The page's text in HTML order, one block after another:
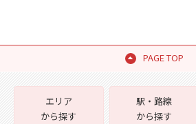
PAGE TOP
エリア
から探す
駅・路線
から探す